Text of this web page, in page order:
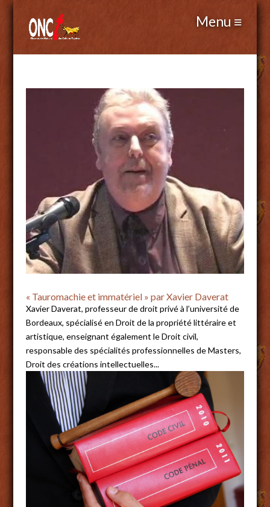
« Tauromachie et immatériel » par Xavier Daverat
Xavier Daverat, professeur de droit privé à l’université de
Bordeaux, spécialisé en Droit de la propriété littéraire et
artistique, enseignant également le Droit civil,
responsable des spécialités professionnelles de Masters,
Droit des créations intellectuelles...